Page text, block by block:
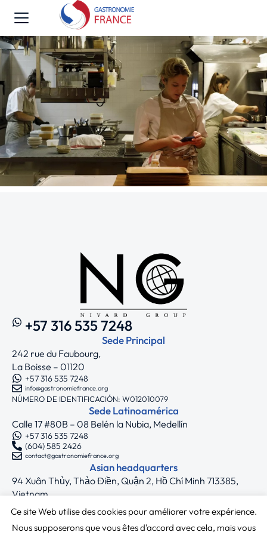
+57 316 535 7248
Sede Principal
242 rue du Faubourg,
La Boisse – 01120
+57 316 535 7248
info@gastronomiefrance.org
NÚMERO DE IDENTIFICACIÓN: W012010079
Sede Latinoamérica
Calle 17 #80B – 08 Belén la Nubia, Medellín
+57 316 535 7248
(604) 585 2426
contact@gastronomiefrance.org
Asian headquarters
94 Xuân Thủy, Thảo Điền, Quận 2, Hồ Chí Minh 713385,
Vietnam
+33 7 75 71 62 44
asia@gastronomiefrance.org
Síguenos
Ce site Web utilise des cookies pour améliorer votre expérience.
Nous supposerons que vous êtes d'accord avec cela, mais vous